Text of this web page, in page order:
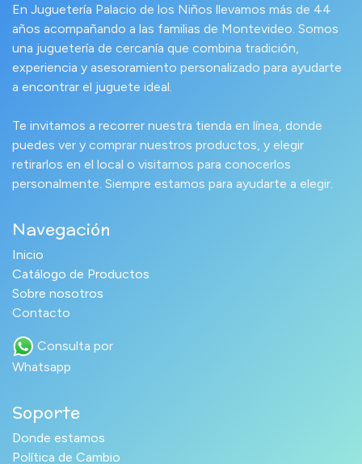
En Juguetería Palacio de los Niños llevamos más de 44
años acompañando a las familias de Montevideo. Somos
una juguetería de cercanía que combina tradición,
experiencia y asesoramiento personalizado para ayudarte
a encontrar el juguete ideal.
Te invitamos a recorrer nuestra tienda en línea, donde
puedes ver y comprar nuestros productos, y elegir
retirarlos en el local o visitarnos para conocerlos
personalmente. Siempre estamos para ayudarte a elegir.
Navegación
Inicio
Catálogo de Productos
Sobre nosotros
Contacto
Consulta por
Whatsapp
Soporte
Donde estamos
Política de Cambio